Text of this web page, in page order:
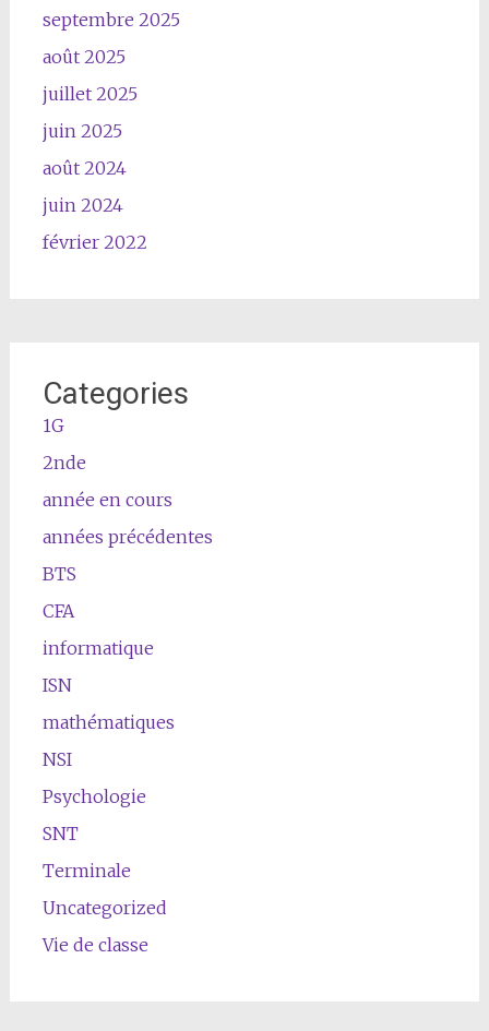
septembre 2025
août 2025
juillet 2025
juin 2025
août 2024
juin 2024
février 2022
Categories
1G
2nde
année en cours
années précédentes
BTS
CFA
informatique
ISN
mathématiques
NSI
Psychologie
SNT
Terminale
Uncategorized
Vie de classe